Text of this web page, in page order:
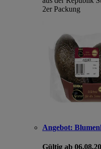
2er Packung
Angebot:
Gültig ab